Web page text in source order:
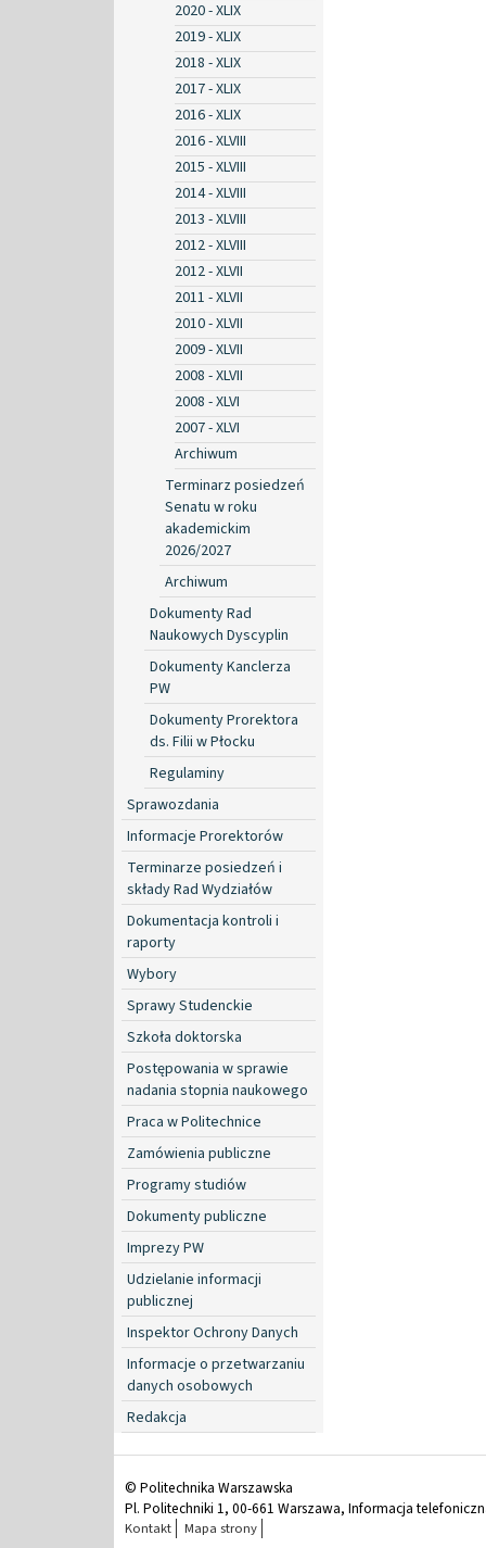
2020 - XLIX
2019 - XLIX
2018 - XLIX
2017 - XLIX
2016 - XLIX
2016 - XLVIII
2015 - XLVIII
2014 - XLVIII
2013 - XLVIII
2012 - XLVIII
2012 - XLVII
2011 - XLVII
2010 - XLVII
2009 - XLVII
2008 - XLVII
2008 - XLVI
2007 - XLVI
Archiwum
Terminarz posiedzeń
Senatu w roku
akademickim
2026/2027
Archiwum
Dokumenty Rad
Naukowych Dyscyplin
Dokumenty Kanclerza
PW
Dokumenty Prorektora
ds. Filii w Płocku
Regulaminy
Sprawozdania
Informacje Prorektorów
Terminarze posiedzeń i
składy Rad Wydziałów
Dokumentacja kontroli i
raporty
Wybory
Sprawy Studenckie
Szkoła doktorska
Postępowania w sprawie
nadania stopnia naukowego
Praca w Politechnice
Zamówienia publiczne
Programy studiów
Dokumenty publiczne
Imprezy PW
Udzielanie informacji
publicznej
Inspektor Ochrony Danych
Informacje o przetwarzaniu
danych osobowych
Redakcja
© Politechnika Warszawska
Pl. Politechniki 1, 00-661 Warszawa, Informacja
Kontakt Mapa strony